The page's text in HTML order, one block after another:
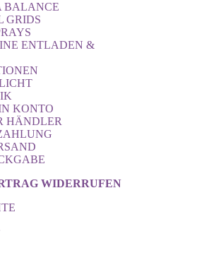
BALANCE
GRIDS
ENTLADEN &
KONTO
HÄNDLER
WIDERRUFEN